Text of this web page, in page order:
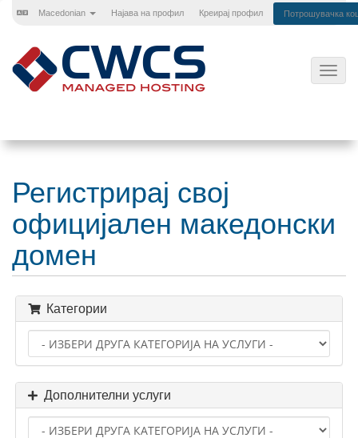
Macedonian Најава на профил Креирај профил Потрошувачка
ја
Регистрирај свој
официјален македонски
домен
Категории
Дополнителни услуги